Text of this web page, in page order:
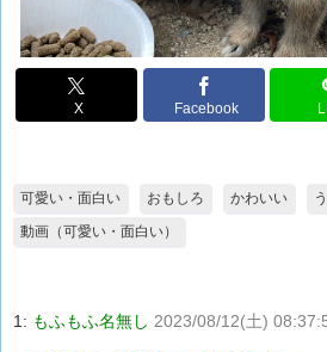
X Facebook
可愛い・面白い おもしろ かわいい
動画（可愛い・面白い）
1: もふもふ名無し 2023/08/12(土)